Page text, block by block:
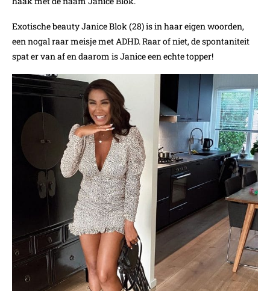
Exotische beauty Janice Blok (28) is in haar eigen woorden,
een nogal raar meisje met ADHD. Raar of niet, de spontaniteit
spat er van af en daarom is Janice een echte topper!